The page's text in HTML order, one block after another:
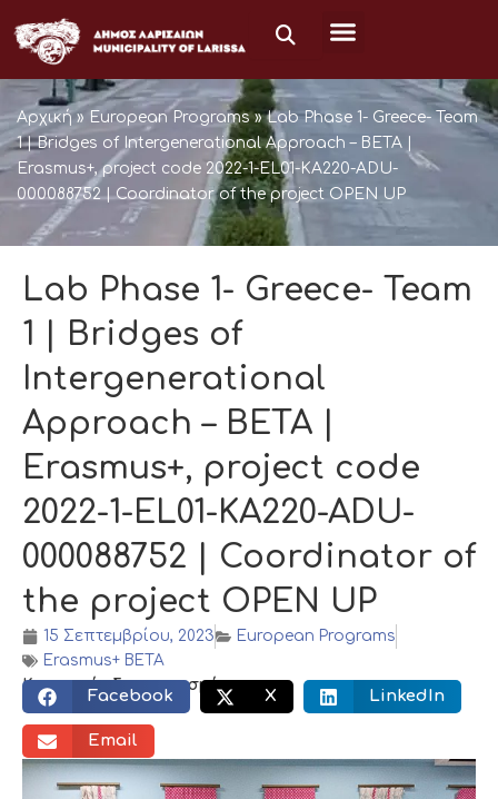
στο
περιεχόμενο
Αρχική » European Programs»Lab Phase 1- Greece- Team
1 | Bridges of Intergenerational Approach – BETA |
Erasmus+, project code 2022-1-EL01-KA220-ADU-
000088752 | Coordinator of the project OPEN UP
Lab Phase 1- Greece- Team
1 | Bridges of
Intergenerational
Approach – BETA |
Erasmus+, project code
2022-1-EL01-KA220-ADU-
000088752 | Coordinator of
the project OPEN UP
15 Σεπτεμβρίου, 2023
European Programs
Erasmus+ BETA
Κοινωνικός διαμοιρασμός:
Facebook X LinkedIn
Email